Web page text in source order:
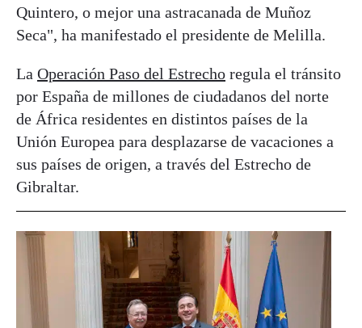
Quintero, o mejor una astracanada de Muñoz
Seca", ha manifestado el presidente de Melilla.
La Operación Paso del Estrecho regula el tránsito
por España de millones de ciudadanos del norte
de África residentes en distintos países de la
Unión Europea para desplazarse de vacaciones a
sus países de origen, a través del Estrecho de
Gibraltar.